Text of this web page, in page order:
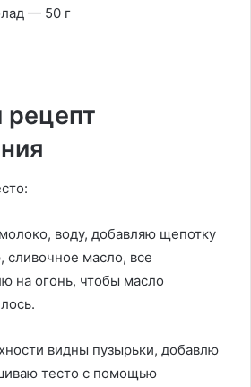
— 50 г
воду, добавляю щепотку
сливочное масло, все
на огонь, чтобы масло
видны пузырьки, добавлю
тесто с помощью